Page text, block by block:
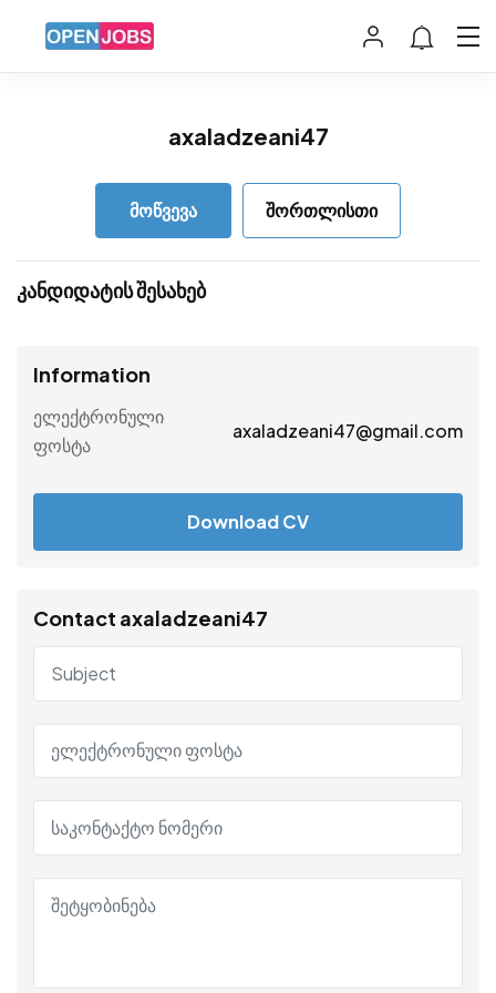
axaladzeani47
მოწვევა შორთლისთი
კანდიდატის შესახებ
Information
ელექტრონული
ფოსტა
axaladzeani47@gmail.com
Download CV
Contact axaladzeani47